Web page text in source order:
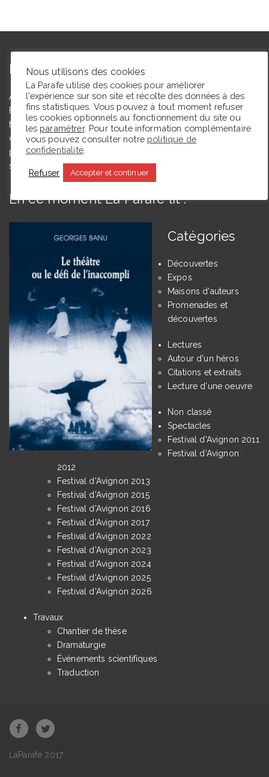
L’autrice
Agrégée de lettres modernes et docteure en études théâtrales,
Floriane Toussaint est maîtresse de conférences en études
théâtrales à l’Université de Caen Normandie et membre du
comité du Syndicat de la critique. Ce blog, créé en 2009, a
pour but de partager des expériences de lectrice et de
spectatrice.
En ce moment La Parafe lit :
Catégories
Découvertes
Expos
Maisons d'auteurs
Promenades et
découvertes
Lectures
Autour d'un héros
Citations et extraits
Lecture d'une oeuvre
Non classé
Spectacles
Festival d'Avignon 2011
Festival d'Avignon
2012
Festival d'Avignon 2013
Festival d'Avignon 2015
Festival d'Avignon 2016
Festival d'Avignon 2017
Festival d'Avignon 2022
Festival d'Avignon 2023
Festival d'Avignon 2024
Festival d'Avignon 2025
Festival d'Avignon 2026
Travaux
Chantier de thèse
Dramaturgie
Événements scientifiques
Traduction
LaParafe 2017
Nous utilisons des cookies
La Parafe utilise des cookies pour améliorer
l'expérience sur son site et récolte des données à des
fins statistiques. Vous pouvez à tout moment refuser
les cookies optionnels au fonctionnement du site ou
les paramétrer. Pour toute information complémentaire
vous pouvez consulter notre politique de
confidentialité.
Refuser Accepter et continuer